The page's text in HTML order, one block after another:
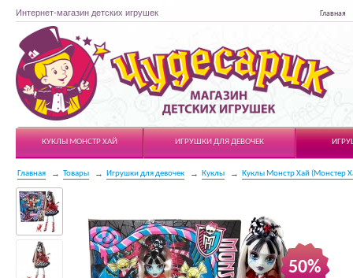
Интернет-магазин детских игрушек Главная
Чудесарик
КУКЛЫ МОНСТР ХАЙ
ИГРУШКИ ДЛЯ ДЕВОЧЕК
Главная Товары Игрушки для девочек Куклы Куклы Монстр Хай (Монстер
50%